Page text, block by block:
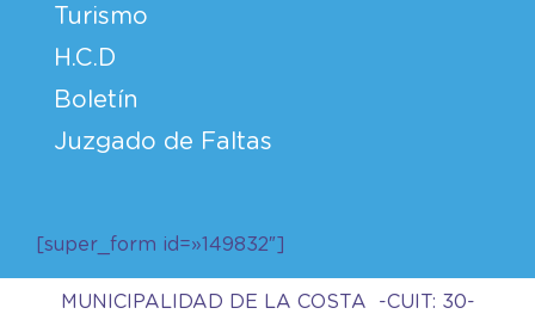
Turismo
H.C.D
Boletín
Juzgado de Faltas
[super_form id=»149832″]
MUNICIPALIDAD DE LA COSTA -CUIT: 30-